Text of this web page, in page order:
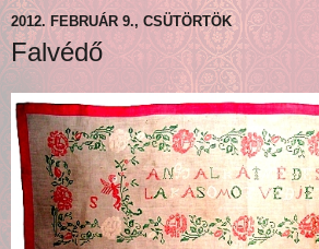
2012. FEBRUÁR 9., CSÜTÖRTÖK
Falvédő